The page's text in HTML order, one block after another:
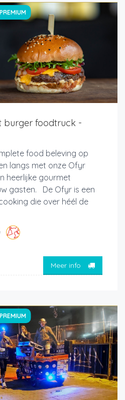
PREMIUM
burger foodtruck -
food beleving op
langs met onze Ofyr
heerlijke gourmet
gasten. De Ofyr is een
die over héél de
Meer info
PREMIUM